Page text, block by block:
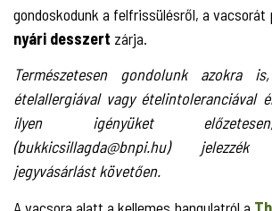
gondoskodunk a felfrissülésről, a vacsorát
nyári desszert zárja.
Természetesen gondolunk azokra
ételallergiával vagy ételintoleranciával
ilyen igényüket
(bukkicsillagda@bnpi.hu)
jegyvásárlást követően.
A vacsora alatt a kellemes hangulatról a